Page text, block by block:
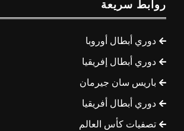
روابط سريعة
دوري أبطال أوروبا
دوري أبطال إفريقيا
باريس سان جيرمان
دوري أبطال أفريقيا
تصفيات كأس العالم